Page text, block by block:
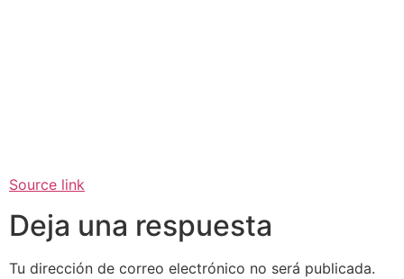
Source link
Deja una respuesta
Tu dirección de correo electrónico no será publicada.